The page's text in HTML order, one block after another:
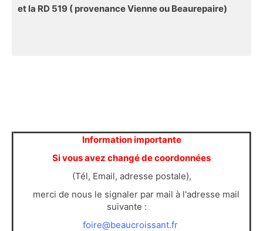
et la RD 519 ( provenance Vienne ou Beaurepaire)
Information importante
Si vous avez changé de coordonnées
(Tél, Email, adresse postale),
merci de nous le signaler par mail à l'adresse mail
suivante :
foire@beaucroissant.fr